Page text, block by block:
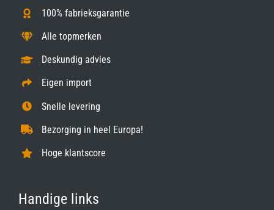
100% fabrieksgarantie
Alle topmerken
Deskundig advies
Eigen import
Snelle levering
Bezorging in heel Europa!
Hoge klantscore
Handige links